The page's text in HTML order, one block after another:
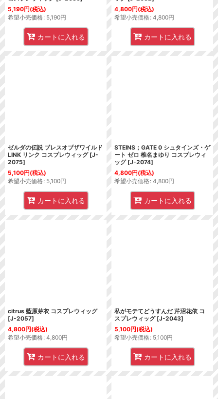
5,190円(税込)
希望小売価格: 5,190円
カートに入れる
4,800円(税込)
希望小売価格: 4,800円
カートに入れる
ゼルダの伝説 ブレスオブザワイルド
LINK リンク コスプレウィッグ [J-
2075]
5,100円(税込)
希望小売価格: 5,100円
カートに入れる
STEINS；GATE 0 シュタインズ・ゲ
ート ゼロ 椎名まゆり コスプレウィ
ッグ [J-2074]
4,800円(税込)
希望小売価格: 4,800円
カートに入れる
citrus 藍原芽衣 コスプレウィッグ
[J-2057]
4,800円(税込)
希望小売価格: 4,800円
カートに入れる
私がモテてどうすんだ 芹沼花依 コ
スプレウィッグ [J-2043]
5,100円(税込)
希望小売価格: 5,100円
カートに入れる